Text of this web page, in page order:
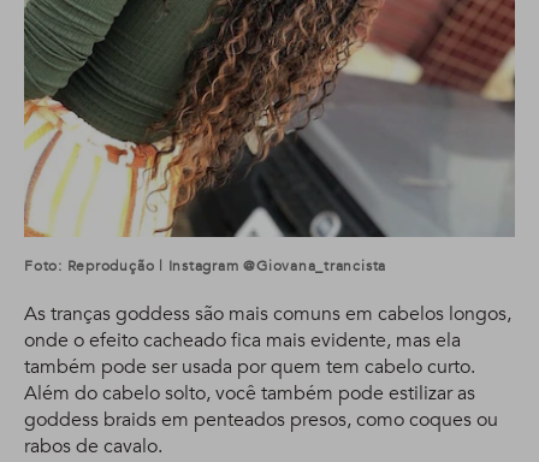
Foto: Reprodução | Instagram @giovana_trancista
As tranças goddess são mais comuns em cabelos longos,
onde o efeito cacheado fica mais evidente, mas ela
também pode ser usada por quem tem cabelo curto.
Além do cabelo solto, você também pode estilizar as
goddess braids em penteados presos, como coques ou
rabos de cavalo.